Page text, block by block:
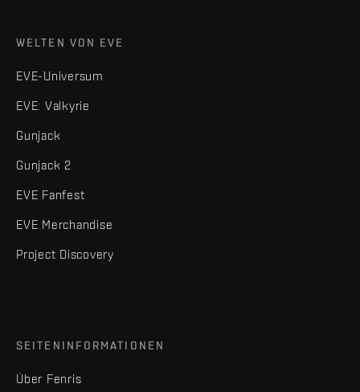
WELTEN VON EVE
EVE-Universum
EVE: Valkyrie
Gunjack
Gunjack 2
EVE Fanfest
EVE Merchandise
Project Discovery
SEITENINFORMATIONEN
Über Fenris